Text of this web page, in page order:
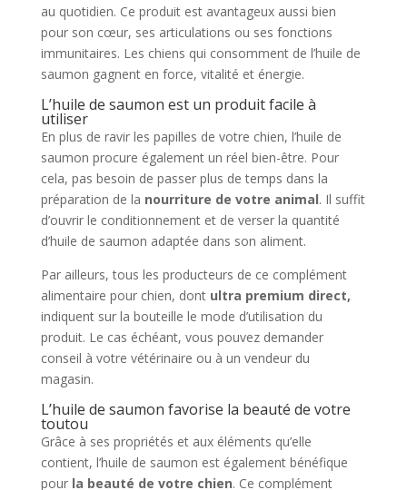
au quotidien. Ce produit est avantageux aussi bien
pour son cœur, ses articulations ou ses fonctions
immunitaires. Les chiens qui consomment de l’huile de
saumon gagnent en force, vitalité et énergie.
L’huile de saumon est un produit facile à
utiliser
En plus de ravir les papilles de votre chien, l’huile de
saumon procure également un réel bien-être. Pour
cela, pas besoin de passer plus de temps dans la
préparation de la nourriture de votre animal. Il suffit
d’ouvrir le conditionnement et de verser la quantité
d’huile de saumon adaptée dans son aliment.
Par ailleurs, tous les producteurs de ce complément
alimentaire pour chien, dont ultra premium direct,
indiquent sur la bouteille le mode d’utilisation du
produit. Le cas échéant, vous pouvez demander
conseil à votre vétérinaire ou à un vendeur du
magasin.
L’huile de saumon favorise la beauté de votre
toutou
Grâce à ses propriétés et aux éléments qu’elle
contient, l’huile de saumon est également bénéfique
pour la beauté de votre chien. Ce complément